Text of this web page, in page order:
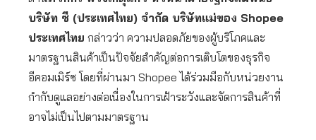
บริษัท ซี (ประเทศไทย) จำกัด บริษัทแม่ของ Shopee
ประเทศไทย กล่าวว่า ความปลอดภัยของผู้บริโภคและ
มาตรฐานสินค้าเป็นปัจจัยสำคัญต่อการเติบโตของธุรกิจ
อีคอมเมิร์ซ โดยที่ผ่านมา Shopee ได้ร่วมมือกับหน่วยงาน
กำกับดูแลอย่างต่อเนื่องในการเฝ้าระวังและจัดการสินค้าที่
อาจไม่เป็นไปตามมาตรฐาน